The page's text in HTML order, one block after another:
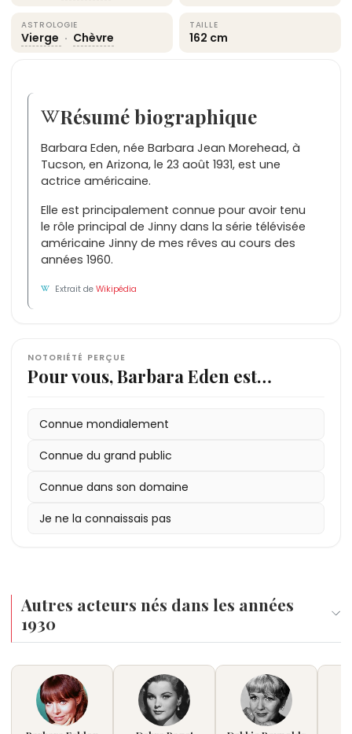
ASTROLOGIE
Vierge · Chèvre
TAILLE
162 cm
Résumé biographique
Barbara Eden, née Barbara Jean Morehead, à
Tucson, en Arizona, le 23 août 1931, est une
actrice américaine.
Elle est principalement connue pour avoir tenu
le rôle principal de Jinny dans la série télévisée
américaine Jinny de mes rêves au cours des
années 1960.
Extrait deWikipédia
NOTORIÉTÉ PERÇUE
Pour vous, Barbara Eden est…
Connue mondialement
Connue du grand public
Connue dans son domaine
Je ne la connaissais pas
Autres acteurs nés dans les années
1930